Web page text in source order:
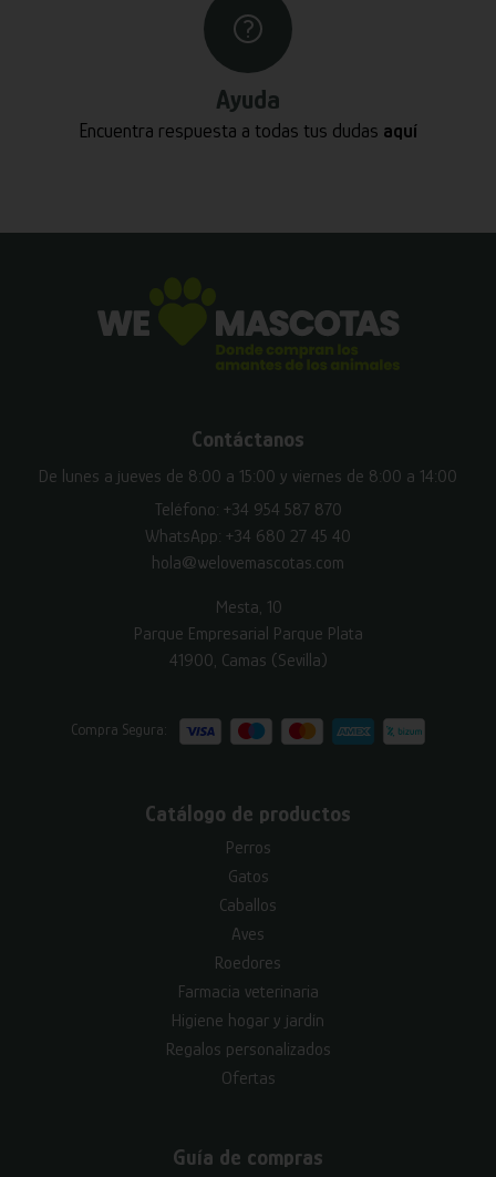
Ayuda
Encuentra respuesta a todas tus dudas aquí
Contáctanos
De lunes a jueves de 8:00 a 15:00 y viernes de 8:00 a 14:00
Teléfono: +34 954 587 870
WhatsApp: +34 680 27 45 40
hola@welovemascotas.com
Mesta, 10
Parque Empresarial Parque Plata
41900, Camas (Sevilla)
Compra Segura:
Catálogo de productos
Perros
Gatos
Caballos
Aves
Roedores
Farmacia veterinaria
Higiene hogar y jardín
Regalos personalizados
Ofertas
Guía de compras